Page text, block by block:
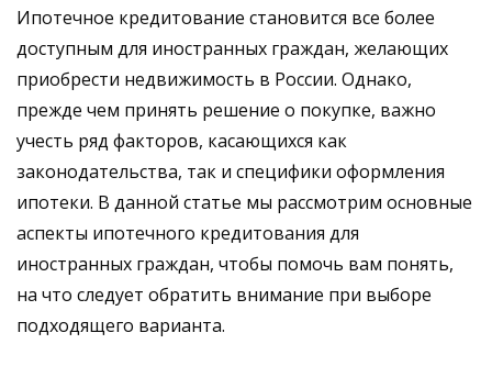
Ипотечное кредитование становится все более
доступным для иностранных граждан, желающих
приобрести недвижимость в России. Однако,
прежде чем принять решение о покупке, важно
учесть ряд факторов, касающихся как
законодательства, так и специфики оформления
ипотеки. В данной статье мы рассмотрим основные
аспекты ипотечного кредитования для
иностранных граждан, чтобы помочь вам понять,
на что следует обратить внимание при выборе
подходящего варианта.